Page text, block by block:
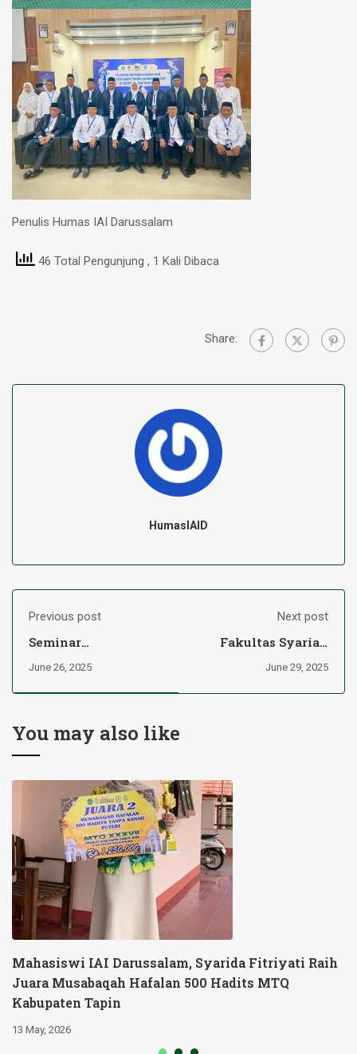
Penulis Humas IAI Darussalam
46 Total Pengunjung , 1 Kali Dibaca
Share:
HumasIAID
Previous post
Seminar
Tarbiyah IAI
Pembelajaran Abad
June 26, 2025
Next post
Fakultas Syariah
Mahasiswa ke 15
June 29, 2025
You may also like
Mahasiswi IAI Darussalam, Syarida Fitriyati Raih
Juara Musabaqah Hafalan 500 Hadits MTQ
Kabupaten Tapin
13 May, 2026